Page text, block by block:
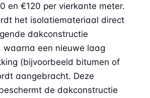
en €120 per vierkante meter.
het isolatiemateriaal direct
dakconstructie
waarna een nieuwe laag
(bijvoorbeeld bitumen of
aangebracht. Deze
de dakconstructie